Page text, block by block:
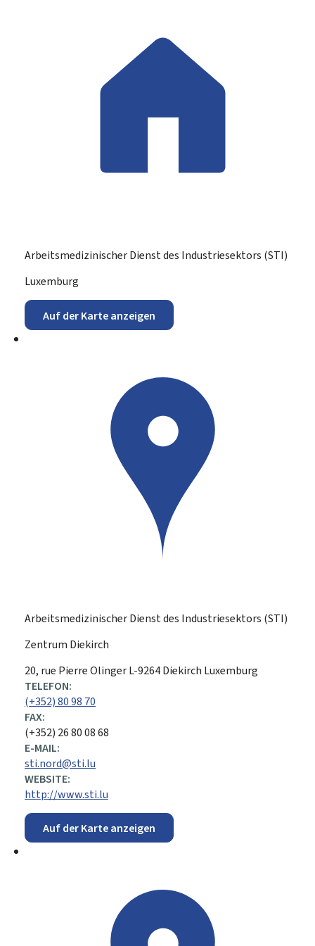
Arbeitsmedizinischer Dienst des Industriesektors (STI)
ADRESSE:
Luxemburg
Auf der Karte anzeigen
Arbeitsmedizinischer Dienst des Industriesektors (STI)
Zentrum Diekirch
ADRESSE:
20, rue Pierre OlingerL-9264Diekirch Luxemburg
TELEFON:
(+352) 80 98 70
FAX:
(+352) 26 80 08 68
E-MAIL:
sti.nord@sti.lu
WEBSITE:
http://www.sti.lu
Auf der Karte anzeigen